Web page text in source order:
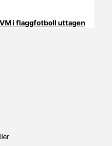
i flaggfotboll uttagen